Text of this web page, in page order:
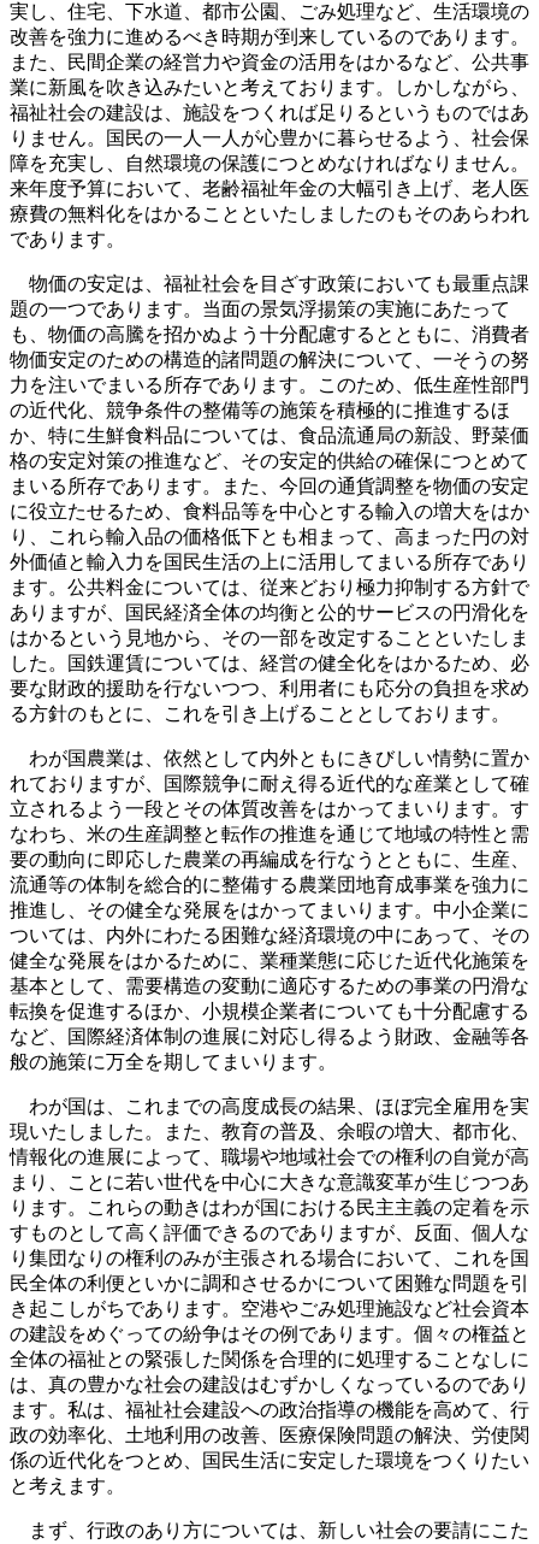
実し、住宅、下水道、都市公園、ごみ処理など、生活環境の
改善を強力に進めるべき時期が到来しているのであります。
また、民間企業の経営力や資金の活用をはかるなど、公共事
業に新風を吹き込みたいと考えております。しかしながら、
福祉社会の建設は、施設をつくれば足りるというものではあ
りません。国民の一人一人が心豊かに暮らせるよう、社会保
障を充実し、自然環境の保護につとめなければなりません。
来年度予算において、老齢福祉年金の大幅引き上げ、老人医
療費の無料化をはかることといたしましたのもそのあらわれ
であります。
物価の安定は、福祉社会を目ざす政策においても最重点課
題の一つであります。当面の景気浮揚策の実施にあたって
も、物価の高騰を招かぬよう十分配慮するとともに、消費者
物価安定のための構造的諸問題の解決について、一そうの努
力を注いでまいる所存であります。このため、低生産性部門
の近代化、競争条件の整備等の施策を積極的に推進するほ
か、特に生鮮食料品については、食品流通局の新設、野菜価
格の安定対策の推進など、その安定的供給の確保につとめて
まいる所存であります。また、今回の通貨調整を物価の安定
に役立たせるため、食料品等を中心とする輸入の増大をはか
り、これら輸入品の価格低下とも相まって、高まった円の対
外価値と輸入力を国民生活の上に活用してまいる所存であり
ます。公共料金については、従来どおり極力抑制する方針で
ありますが、国民経済全体の均衡と公的サービスの円滑化を
はかるという見地から、その一部を改定することといたしま
した。国鉄運賃については、経営の健全化をはかるため、必
要な財政的援助を行ないつつ、利用者にも応分の負担を求め
る方針のもとに、これを引き上げることとしております。
わが国農業は、依然として内外ともにきびしい情勢に置か
れておりますが、国際競争に耐え得る近代的な産業として確
立されるよう一段とその体質改善をはかってまいります。す
なわち、米の生産調整と転作の推進を通じて地域の特性と需
要の動向に即応した農業の再編成を行なうとともに、生産、
流通等の体制を総合的に整備する農業団地育成事業を強力に
推進し、その健全な発展をはかってまいります。中小企業に
ついては、内外にわたる困難な経済環境の中にあって、その
健全な発展をはかるために、業種業態に応じた近代化施策を
基本として、需要構造の変動に適応するための事業の円滑な
転換を促進するほか、小規模企業者についても十分配慮する
など、国際経済体制の進展に対応し得るよう財政、金融等各
般の施策に万全を期してまいります。
わが国は、これまでの高度成長の結果、ほぼ完全雇用を実
現いたしました。また、教育の普及、余暇の増大、都市化、
情報化の進展によって、職場や地域社会での権利の自覚が高
まり、ことに若い世代を中心に大きな意識変革が生じつつあ
ります。これらの動きはわが国における民主主義の定着を示
すものとして高く評価できるのでありますが、反面、個人な
り集団なりの権利のみが主張される場合において、これを国
民全体の利便といかに調和させるかについて困難な問題を引
き起こしがちであります。空港やごみ処理施設など社会資本
の建設をめぐっての紛争はその例であります。個々の権益と
全体の福祉との緊張した関係を合理的に処理することなしに
は、真の豊かな社会の建設はむずかしくなっているのであり
ます。私は、福祉社会建設への政治指導の機能を高めて、行
政の効率化、土地利用の改善、医療保険問題の解決、労使関
係の近代化をつとめ、国民生活に安定した環境をつくりたい
と考えます。
まず、行政のあり方については、新しい社会の要請にこた